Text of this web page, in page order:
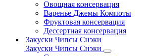
Овощная консервация
Варенье Джемы Компоты
Фруктовая консервация
Дессертная консервация
Закуски Чипсы Снэки
Закуски Чипсы Снэки